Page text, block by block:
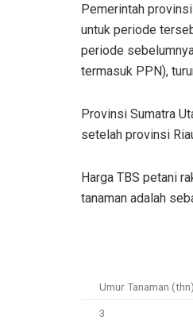
Pemerintah
untuk periode
periode
termasuk PPN),
Provinsi Sumatra
setelah provinsi
Harga TBS petani
tanaman adalah
Umur Tanaman (thn)
3